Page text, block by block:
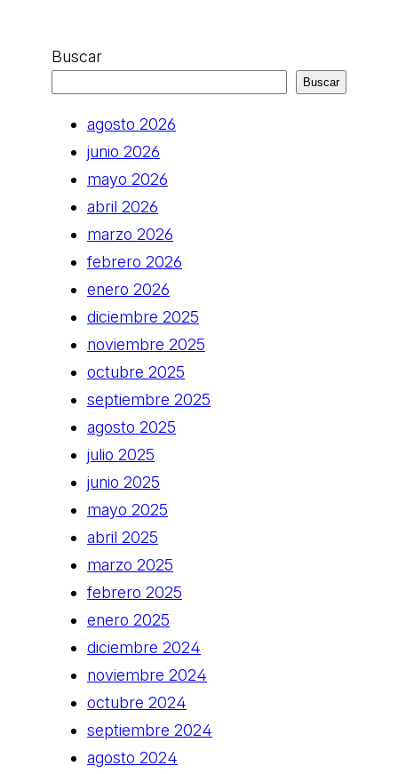
Buscar
Buscar
agosto 2026
junio 2026
mayo 2026
abril 2026
marzo 2026
febrero 2026
enero 2026
diciembre 2025
noviembre 2025
octubre 2025
septiembre 2025
agosto 2025
julio 2025
junio 2025
mayo 2025
abril 2025
marzo 2025
febrero 2025
enero 2025
diciembre 2024
noviembre 2024
octubre 2024
septiembre 2024
agosto 2024